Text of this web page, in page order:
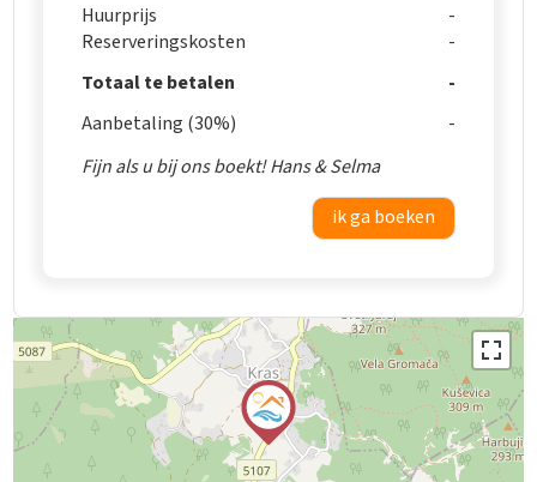
Huurprijs
Reserveringskosten
Totaal te betalen
Aanbetaling (30%)
Fijn als u bij ons boekt! Hans & Selma
ik ga boeken